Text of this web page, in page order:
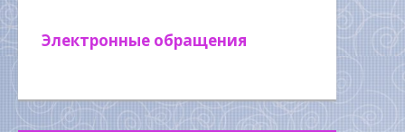
Электронные обращения